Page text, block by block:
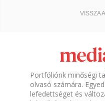
VISSZA
Portfóliónk minőségi
olvasó számára.
lefedettséget és